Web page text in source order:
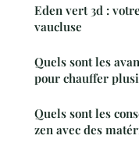
Eden vert 3d :
vaucluse
Quels sont les
pour chauffer
Quels sont les
zen avec des